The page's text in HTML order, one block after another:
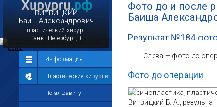
ВИТВИЦКИЙ
Баиш Александрович
пластический хирург
Санкт-Петербург, +
Информация
Пластические хирурги
По алфавиту
Сообщество
Лента
Участники
Фото до и после
Баиша
Результат №184
Слева — фото до
Фото до операции